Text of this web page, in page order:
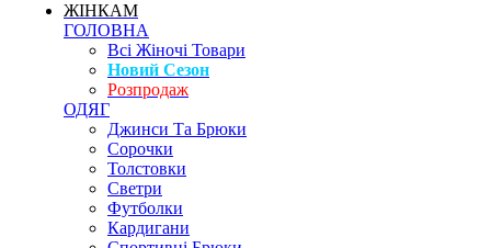
ЖІНКАМ
ГОЛОВНА
Всі Жіночі Товари
Новий Сезон
Розпродаж
ОДЯГ
Джинси Та Брюки
Сорочки
Толстовки
Светри
Футболки
Кардигани